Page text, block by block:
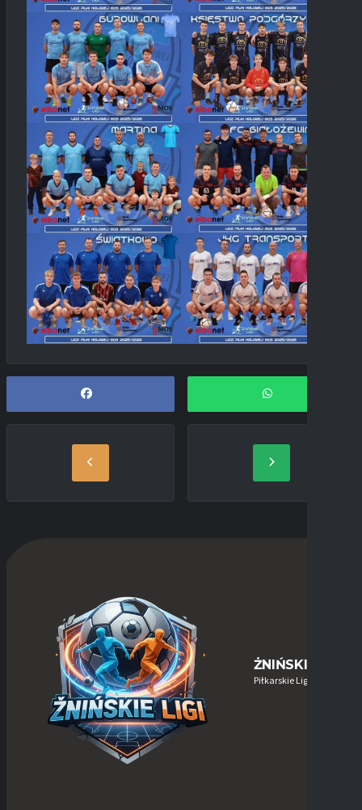
ŻNIŃSKIE-LIGI
Piłkarskie Ligi w Żninie